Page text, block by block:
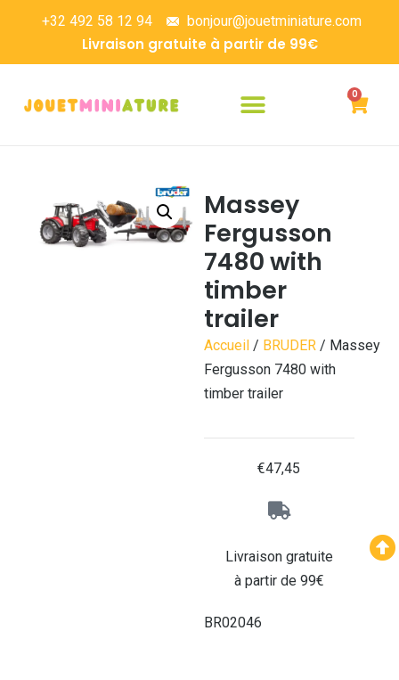
+32 492 58 12 94 bonjour@jouetminiature.com
Livraison gratuite à partir de 99€
0
Massey
Fergusson
7480 with
timber
trailer
Accueil/ BRUDER/ Massey
Fergusson 7480 with
timber trailer
€47,45
Livraison gratuite
à partir de 99€
BR02046